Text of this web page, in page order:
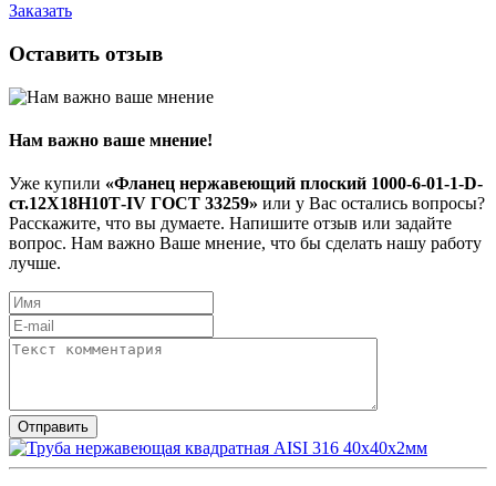
Заказать
Оставить отзыв
Нам важно ваше мнение!
Уже купили «Фланец нержавеющий плоский 1000-6-01-1-D-
ст.12Х18Н10Т-IV ГОСТ 33259» или у Вас остались вопросы?
Расскажите, что вы думаете. Напишите отзыв или задайте
вопрос. Нам важно Ваше мнение, что бы сделать нашу работу
лучше.